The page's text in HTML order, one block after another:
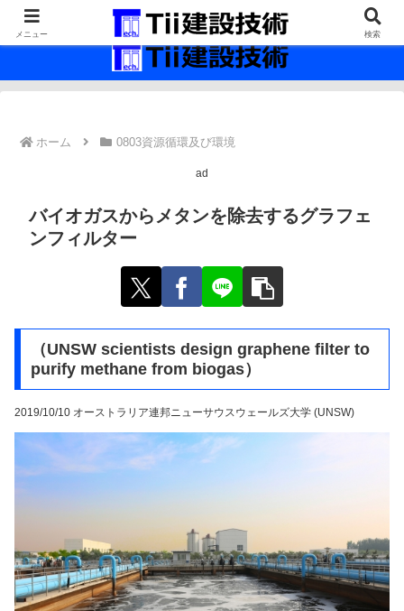
最新の建設技術の情報インフラ。
ホーム 0803資源循環及び環境
ad
バイオガスからメタンを除去するグラフェ
ンフィルター
（UNSW scientists design graphene filter to
purify methane from biogas）
2019/10/10 オーストラリア連邦ニューサウスウェールズ大学 (UNSW)
メニュー 検索